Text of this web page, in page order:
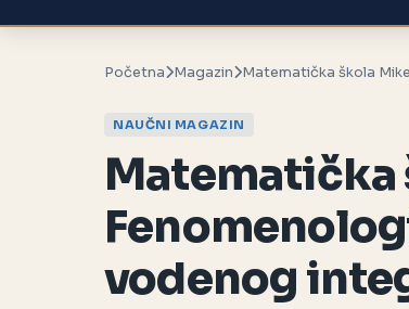
Početna Magazin Matematička škola
NAUČNI MAGAZIN
Matematička
vodenog